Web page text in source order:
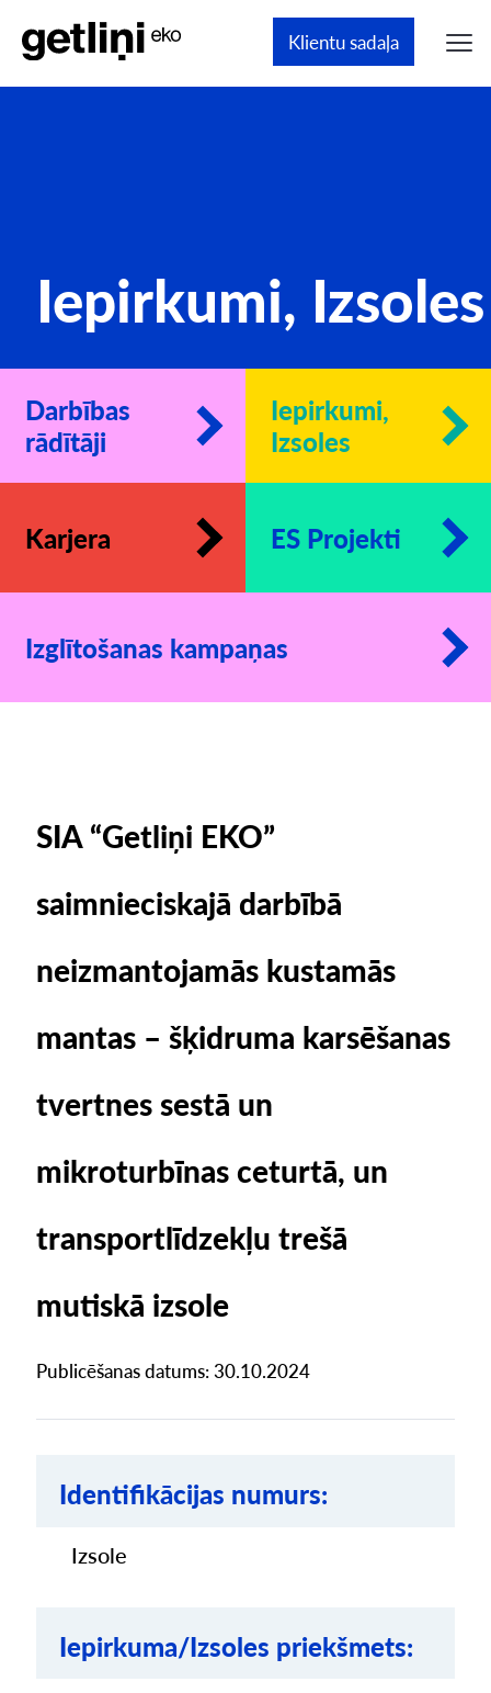
Klientu sadaļa
Iepirkumi, Izsoles
Darbības
rādītāji
Iepirkumi,
Izsoles
Karjera ES Projekti
Izglītošanas kampaņas
SIA “Getliņi EKO”
saimnieciskajā darbībā
neizmantojamās kustamās
mantas – šķidruma karsēšanas
tvertnes sestā un
mikroturbīnas ceturtā, un
transportlīdzekļu trešā
mutiskā izsole
Publicēšanas datums: 30.10.2024
Identifikācijas numurs:
Izsole
Iepirkuma/Izsoles priekšmets: